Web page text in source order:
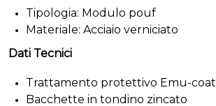
Tipologia: Modulo pouf
Materiale: Acciaio verniciato
Dati Tecnici
Trattamento protettivo Emu-coat
Bacchette in tondino zincato